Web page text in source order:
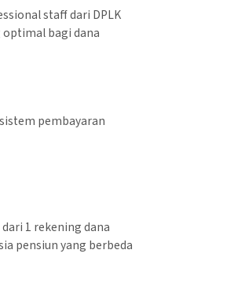
staff dari DPLK
optimal bagi dana
pembayaran
1 rekening dana
pensiun yang berbeda